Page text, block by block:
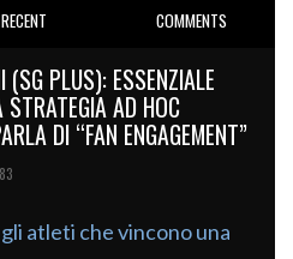
RECENT COMMENTS
(SG PLUS): ESSENZIALE
STRATEGIA AD HOC
DI “FAN ENGAGEMENT”
83